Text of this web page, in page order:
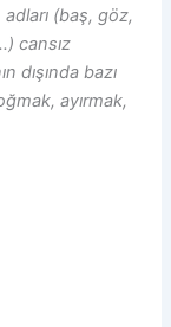
(baş, göz,
cansız
dışında bazı
ayırmak,